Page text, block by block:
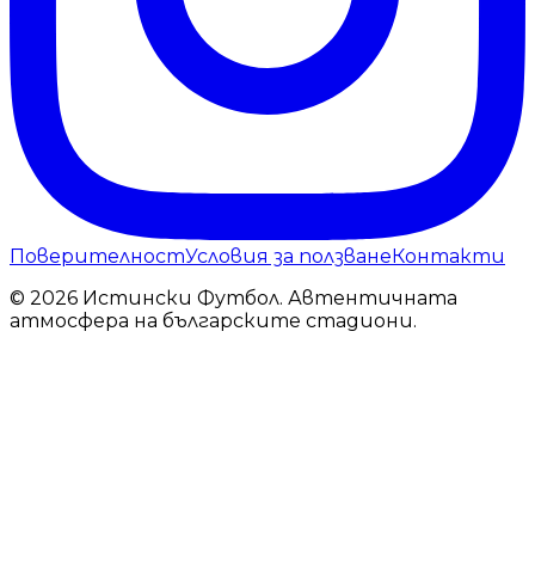
ПоверителностУсловия за ползване Контакти
© 2026 Истински Футбол. Автентичната
атмосфера на българските стадиони.